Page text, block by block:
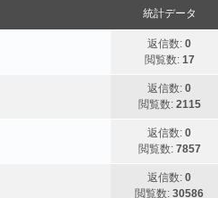
統計データ
返信数:0
閲覧数: 17
返信数:0
閲覧数: 2115
返信数:0
閲覧数: 7857
返信数:0
閲覧数:30586